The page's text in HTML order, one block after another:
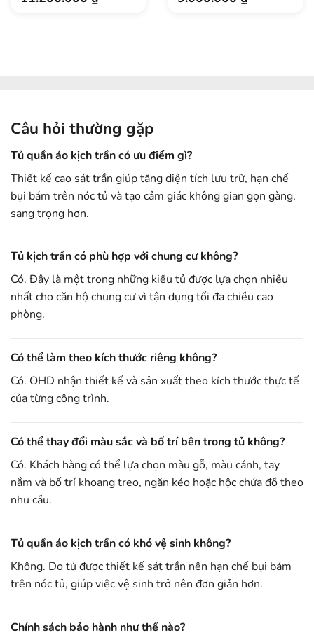
Câu hỏi thường gặp
Tủ quần áo kịch trần có ưu điểm gì?
Thiết kế cao sát trần giúp tăng diện tích lưu trữ, hạn chế
bụi bám trên nóc tủ và tạo cảm giác không gian gọn gàng,
sang trọng hơn.
Tủ kịch trần có phù hợp với chung cư không?
Có. Đây là một trong những kiểu tủ được lựa chọn nhiều
nhất cho căn hộ chung cư vì tận dụng tối đa chiều cao
phòng.
Có thể làm theo kích thước riêng không?
Có. OHD nhận thiết kế và sản xuất theo kích thước thực tế
của từng công trình.
Có thể thay đổi màu sắc và bố trí bên trong tủ không?
Có. Khách hàng có thể lựa chọn màu gỗ, màu cánh, tay
nắm và bố trí khoang treo, ngăn kéo hoặc hộc chứa đồ theo
nhu cầu.
Tủ quần áo kịch trần có khó vệ sinh không?
Không. Do tủ được thiết kế sát trần nên hạn chế bụi bám
trên nóc tủ, giúp việc vệ sinh trở nên đơn giản hơn.
Chính sách bảo hành như thế nào?